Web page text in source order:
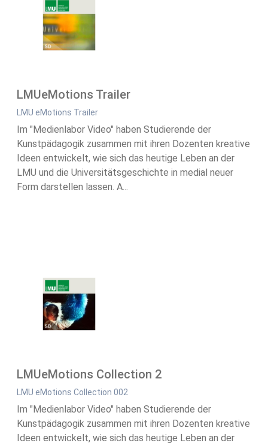
LMUeMotions Trailer
LMU eMotions Trailer
Im "Medienlabor Video" haben Studierende der
Kunstpädagogik zusammen mit ihren Dozenten kreative
Ideen entwickelt, wie sich das heutige Leben an der
LMU und die Universitätsgeschichte in medial neuer
Form darstellen lassen. A...
LMUeMotions Collection 2
LMU eMotions Collection 002
Im "Medienlabor Video" haben Studierende der
Kunstpädagogik zusammen mit ihren Dozenten kreative
Ideen entwickelt, wie sich das heutige Leben an der